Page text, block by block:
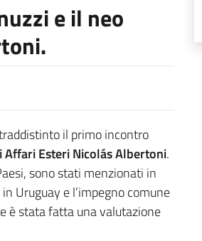
e il neo
il primo incontro
Esteri Nicolás Albertoni.
sono stati menzionati in
Uruguay e l’impegno comune
è stata fatta una valutazione